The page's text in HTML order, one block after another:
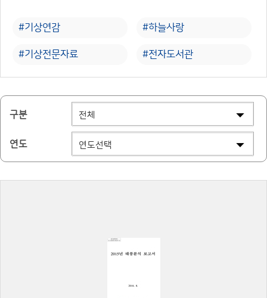
#기상연감 #하늘사랑
#기상전문자료 #전자도서관
구분
연도